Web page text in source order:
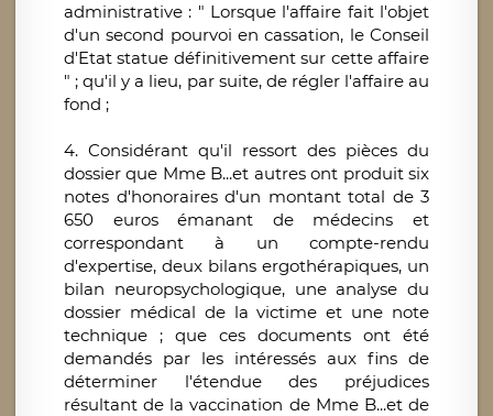
administrative : " Lorsque l'affaire fait l'objet
d'un second pourvoi en cassation, le Conseil
d'Etat statue définitivement sur cette affaire
" ; qu'il y a lieu, par suite, de régler l'affaire au
fond ;
4. Considérant qu'il ressort des pièces du
dossier que Mme B...et autres ont produit six
notes d'honoraires d'un montant total de 3
650 euros émanant de médecins et
correspondant à un compte-rendu
d'expertise, deux bilans ergothérapiques, un
bilan neuropsychologique, une analyse du
dossier médical de la victime et une note
technique ; que ces documents ont été
demandés par les intéressés aux fins de
déterminer l'étendue des préjudices
résultant de la vaccination de Mme B...et de